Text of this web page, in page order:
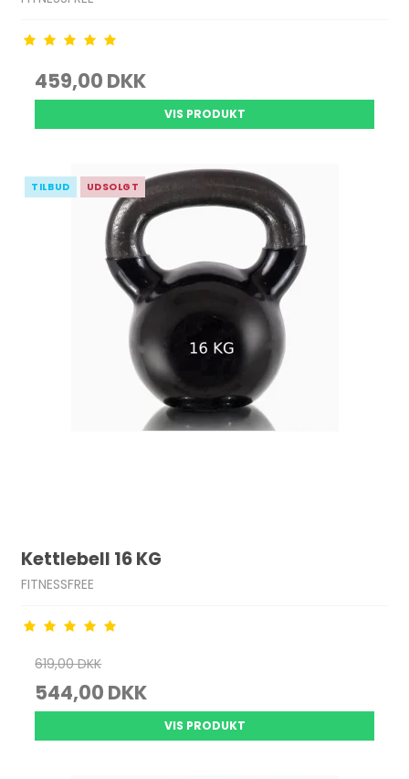
459,00 DKK
VIS PRODUKT
TILBUD UDSOLGT
Kettlebell 16 KG
FITNESSFREE
619,00 DKK
544,00 DKK
VIS PRODUKT